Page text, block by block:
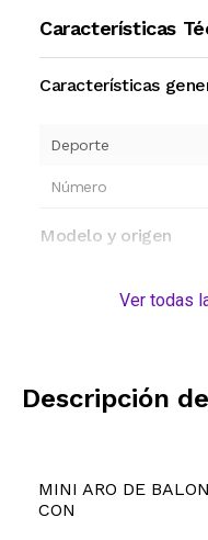
Características
Características
Deporte
Número
Modelo y origen
Ver todas
Descripción
MINI ARO DE
CON